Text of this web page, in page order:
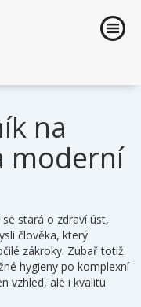
na
moderní
stará o zdraví úst,
člověka, který
zákroky. Zubař totiž
hygieny po komplexní
vzhled, ale i kvalitu